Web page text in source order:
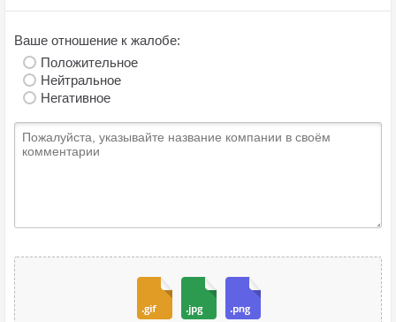
Ваше отношение к жалобе:
Положительное
Нейтральное
Негативное